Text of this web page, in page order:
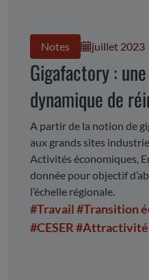
Notes juillet 2023
Gigafactory :
dynamique de
A partir de la notion de
aux grands sites
Activités économiques,
donnée pour objectif
l’échelle régionale.
#Travail#Transition
#CESER